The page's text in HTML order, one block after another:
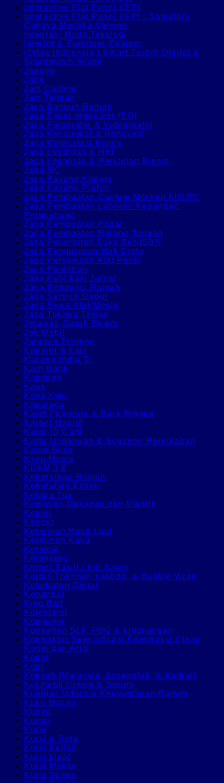
Interactive Flat Panel (IFP)
Interactive Flat Panel (IFP) : Samafitro
Cahaya Mustika Vannoe
Integrasi Muda Tekologi
Interior & Furniture Custom
iQibla Indonesia | Smart Tasbih Digital &
Smartwatch Islami
Jagung
Jahe
Jam Custom
Jam Tangan
Jasa Bangun Rumah
Jasa Event organizer (EO)
Jasa Fotografer & Videografer
Jasa Konstruksi & Renovasi
Jasa Konsultasi Bisnis
Jasa Legalitas & HKI
Jasa Legalitas & Perizinan Bisnis
Jasa MC
Jasa Pasang Kanopi
Jasa Pasang Plafon
Jasa Pembuatan Custom Mockup AIO PC
Jasa Pembuatan Laporan Keuangan
Perusahaan
Jasa Pembuatan Pagar
Jasa Pembuatan Railing Tangga
Jasa Penerbitan Buku Ber-ISBN
Jasa Pengurusan Hak Cipta
Jasa Persewaan Alat Pesta
Jasa Pindahan
Jasa Publikasi Jurnal
Jasa Renovasi Rumah
Jasa Service Dapur
Jasa Sewa Alat/Mesin
Jasa Tukang Taman
Jerawat, Gatal, Eksim
Jok Mobil
Juragan Printing
Kabinet & Laci
Kacang India Tj
Kain Batik
Kambing
Kaos
Kaos Kaki
Kapulaga
Karet Furniture & Baja Ringan
Karpet Masjid
Kartu ID Card
Kartu Undangan & Souvenir Pernikahan
Kasur Busa
Kayu Manis
KDAM 3.0
Kebersihan Rumah
Kebutuhan Pokok
Kelapa Tua
Kemasan Makanan dan Plastik
Kemiri
Kencur
Kerajinan Hasil Laut
Kerajinan Kayu
Keramik
Keranjang
Kernel Sawit / Inti Sawit
Kertas Thermal, Lakban, & Bubble Wrap
Kesehatan Ginjal
Ketumbar
King Bed
Kolesterol
Komputer
Konsultan SLF, PBG & Lingkungan
Kontraktor Spesialisasi Konstruksi Clean
Room dan AHU
Koper
Kopi
Kopyah [Malaysia, Assagofah, & Kalbut]
Kosmetik Cream & Serum
Kualitas Udara & Kenyamanan Rumah
Kuku Macan
Kunyit
Kurma
Kursi
Kursi & Sofa
Kursi Kuliah
Kursi Lipat
Kursi Makan
Kursi Susun